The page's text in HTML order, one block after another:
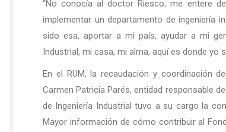
“No conocía al doctor Riesco; me entere
implementar un departamento de ingeniería
sido esa, aportar a mi país, ayudar a mi
Industrial, mi casa, mi alma, aquí es donde yo
En el RUM, la recaudación y coordinación
Carmen Patricia Parés, entidad responsable
de Ingeniería Industrial tuvo a su cargo la
Mayor información de cómo contribuir al